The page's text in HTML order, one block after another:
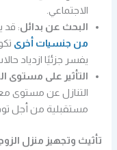
الاجتماعي.
البحث عن بدائل: قد
من جنسيات أخرى
يفسر جزئيًا ازدياد
التأثير على مستوى
التنازل عن مستوى
مستقبلية من أجل
تأثيث وتجهيز منزل